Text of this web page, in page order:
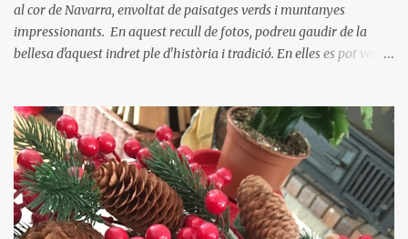
al cor de Navarra, envoltat de paisatges verds i muntanyes
impressionants. En aquest recull de fotos, podreu gaudir de la
bellesa d'aquest indret ple d'història i tradició. En elles es pot veure
cultura navarresa i gaudir de la tranquil·litat d'un poble que
conserva el seu encant tradicional. Us animem a descobrir aquest
meravellós lloc i a deixar-vos captivar per la seva bellesa!